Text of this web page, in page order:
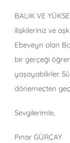
BALIK VE
ilişkileriniz ve
Ebeveyn olan
bir gerçeği
yaşayabilirler.
dönemeçten
Sevgilerimle,
Pınar GÜRÇAY